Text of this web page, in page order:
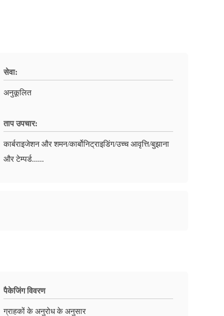
सेवा:
अनुकूलित
ताप उपचार:
कार्बराइजेशन और शमन/कार्बोनिट्राइडिंग/उच्च आवृत्ति/बुझाना
और टेम्पर्ड......
पैकेजिंग विवरण
ग्राहकों के अनुरोध के अनुसार